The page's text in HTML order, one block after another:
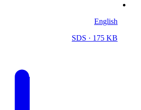
English
SDS · 175 KB